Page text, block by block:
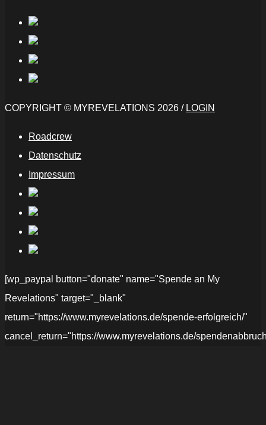
COPYRIGHT © MYREVELATIONS 2026 / LOGIN
Roadcrew
Datenschutz
Impressum
[wp_paypal button="donate" name="Spende an My
Revelations" target="_blank"
return="https://www.myrevelations.de/spende-erfolgreich/"
cancel_return="https://www.myrevelations.de/